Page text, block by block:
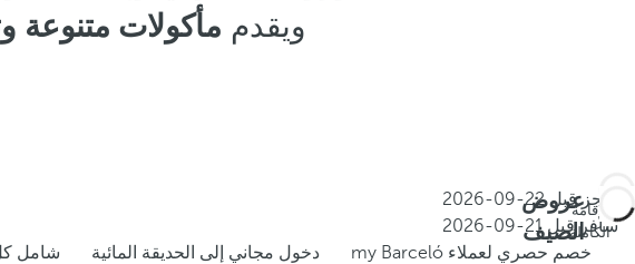
ويقدم مأكولات متنوعة
عروض
الصيف
الإقامة
الكاملة
احجز قبل22-09-2026
سافر قبل21-09-2026
خصم حصري لعملاء my Barceló
دخول مجاني إلى الحديقة المائية
شامل